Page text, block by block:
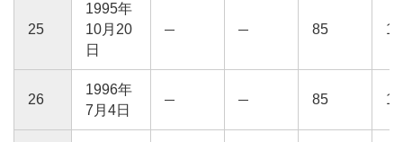
25
1995年
10月20
日
85 15
26
1996年
7月4日
85 15